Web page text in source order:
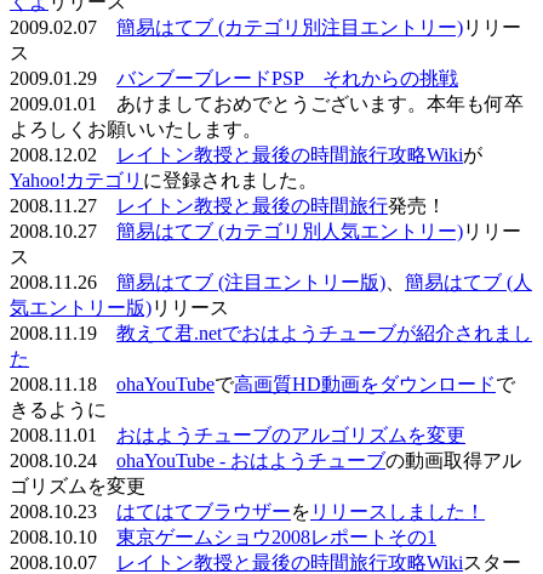
2009.02.07 簡易はてブ (カテゴリ別注目エントリー)リリー
ス
2009.01.29 バンブーブレードPSP それからの挑戦
2009.01.01 あけましておめでとうございます。本年も何卒
よろしくお願いいたします。
2008.12.02
レイトン教授と最後の時間旅行攻略Wikiが
Yahoo!カテゴリ に登録されました。
2008.11.27
レイトン教授と最後の時間旅行発売！
2008.10.27 簡易はてブ (カテゴリ別人気エントリー)リリー
ス
2008.11.26 簡易はてブ (注目エントリー版)
簡易はてブ (人
気エントリー版)リリース
2008.11.19 教えて君.netでおはようチューブが紹介されまし
た
2008.11.18 ohaYouTubeで高画質HD動画をダウンロードで
きるように
2008.11.01 おはようチューブのアルゴリズムを変更
2008.10.24 ohaYouTube - おはようチューブの動画取得アル
ゴリズムを変更
2008.10.23 はてはてブラウザーを リリースしました！
2008.10.10 東京ゲームショウ2008レポートその1
2008.10.07
レイトン教授と最後の時間旅行攻略Wikiスター